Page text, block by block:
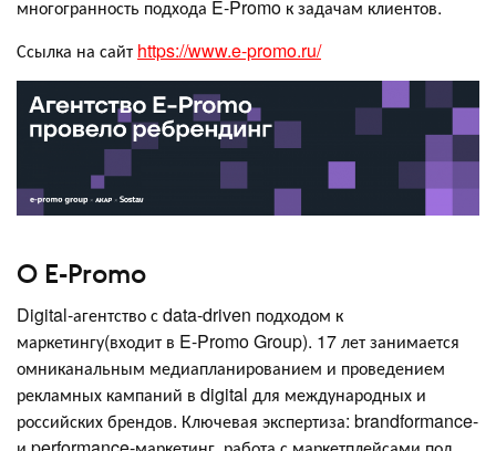
многогранность подхода E-Promo к задачам клиентов.
Ссылка на сайт https://www.e-promo.ru/
O E-Promo
Digital-агентство с data-driven подходом к
маркетингу(входит в E-Promo Group). 17 лет занимается
омниканальным медиапланированием и проведением
рекламных кампаний в digital для международных и
российских брендов. Ключевая экспертиза: brandformance-